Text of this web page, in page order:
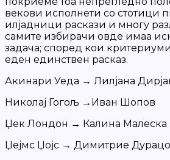
векови исполнети со стотици
илјадници раскази и многу
самите избирачи овде имаа
задача; според кои
еден единствен расказ.
Акинари Уеда → Лилјана
Николај Гогољ →Иван Шопов
Џек Лондон → Калина Малеска
Џејмс Џојс → Димитрие